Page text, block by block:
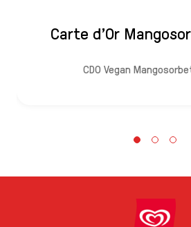
Carte d'Or
CDO Vegan